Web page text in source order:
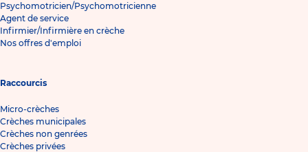
Psychomotricien/Psychomotricienne
Agent de service
Infirmier/Infirmière en crèche
Nos offres d'emploi
Raccourcis
Micro-crèches
Crèches municipales
Crèches non genrées
Crèches privées